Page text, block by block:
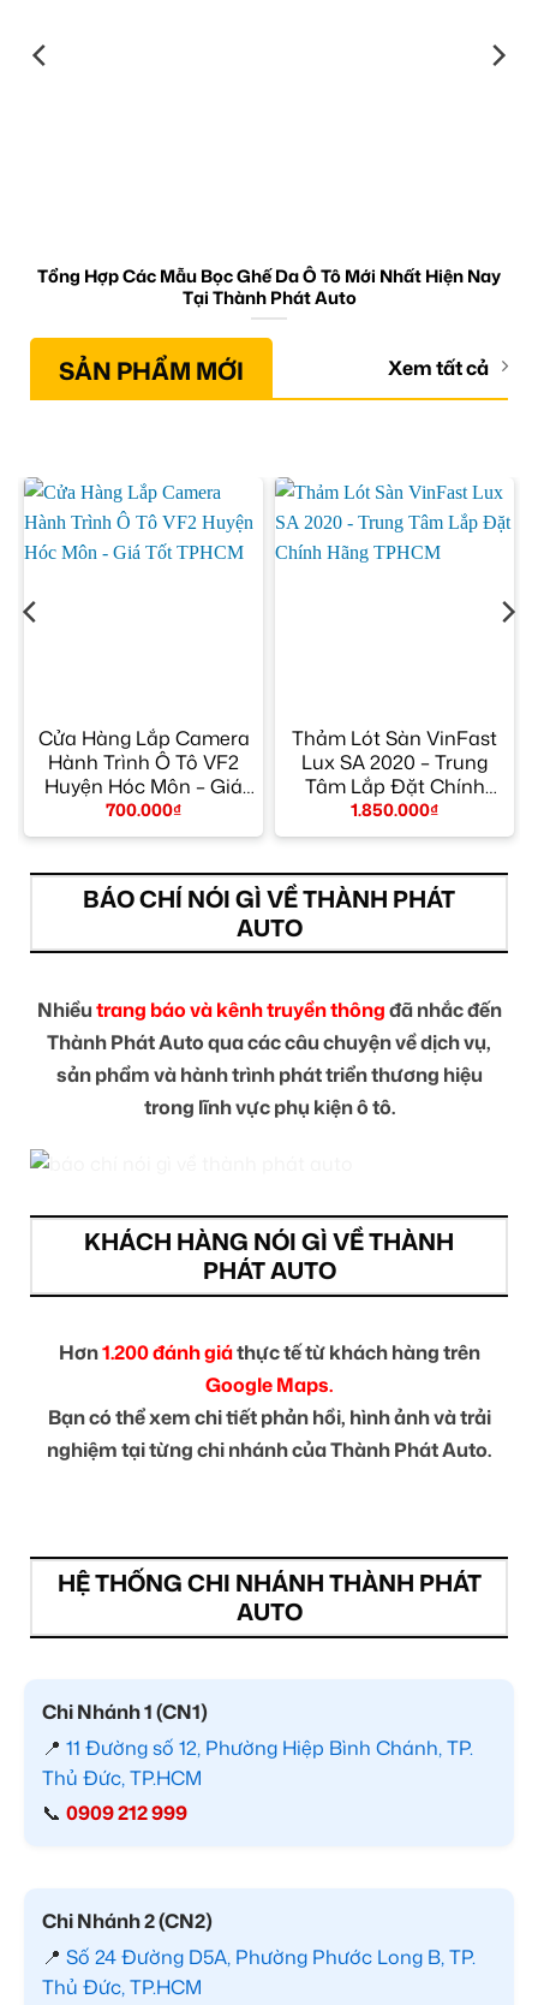
Tổng Hợp Các Mẫu Bọc Ghế Da Ô Tô Mới Nhất Hiện Nay
Tại Thành Phát Auto
SẢN PHẨM MỚI Xem tất cả
Cửa Hàng Lắp Camera
Hành Trình Ô Tô VF2
Huyện Hóc Môn – Giá
Tốt TPHCM
700.000₫
Thảm Lót Sàn VinFast
Lux SA 2020 – Trung
Tâm Lắp Đặt Chính
Hãng TPHCM
1.850.000₫
BÁO CHÍ NÓI GÌ VỀ THÀNH PHÁT
AUTO
Nhiềutrang báo và kênh truyền thôngđã nhắc đến
Thành Phát Auto qua các câu chuyện về dịch vụ,
sản phẩm và hành trình phát triển thương hiệu
trong lĩnh vực phụ kiện ô tô.
KHÁCH HÀNG NÓI GÌ VỀ THÀNH
PHÁT AUTO
Hơn1.200 đánh giáthực tế từ khách hàng trên
Google Maps.
Bạn có thể xem chi tiết phản hồi, hình ảnh và trải
nghiệm tại từng chi nhánh của Thành Phát Auto.
HỆ THỐNG CHI NHÁNH THÀNH PHÁT
AUTO
Chi Nhánh 1 (CN1)
📍 11 Đường số 12, Phường Hiệp Bình Chánh, TP.
Thủ Đức, TP.HCM
📞 0909 212 999
Chi Nhánh 2 (CN2)
📍 Số 24 Đường D5A, Phường Phước Long B, TP.
Thủ Đức, TP.HCM